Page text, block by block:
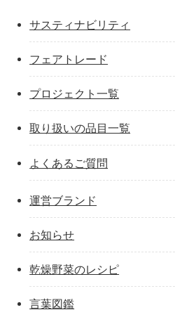
サスティナビリティ
フェアトレード
プロジェクト一覧
取り扱いの品目一覧
よくあるご質問
運営ブランド
お知らせ
乾燥野菜のレシピ
言葉図鑑